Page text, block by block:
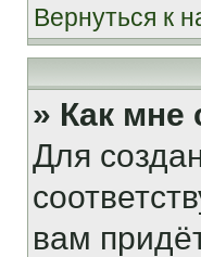
Вернуться к
» Как мне
Для
вам